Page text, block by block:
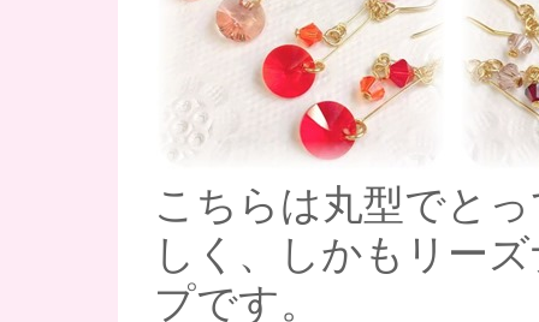
こちらは丸型でと
しく、しかもリー
プです。